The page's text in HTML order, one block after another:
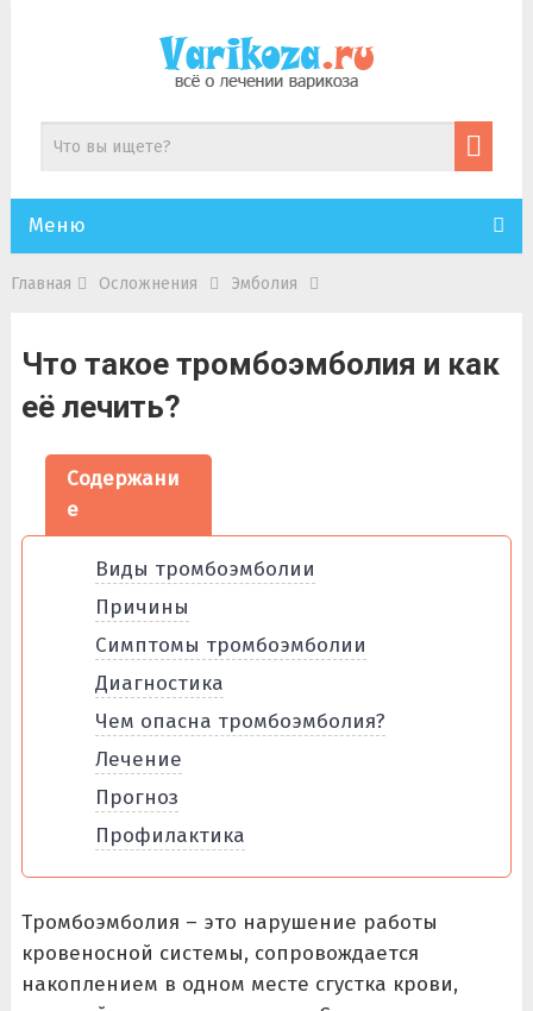
Меню
Главная Осложнения Эмболия
Что такое тромбоэмболия и как
её лечить?
Содержани
е
Виды тромбоэмболии
Причины
Симптомы тромбоэмболии
Диагностика
Чем опасна тромбоэмболия?
Лечение
Прогноз
Профилактика
Тромбоэмболия – это нарушение работы
кровеносной системы, сопровождается
накоплением в одном месте сгустка крови,